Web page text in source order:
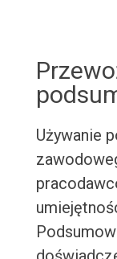
Używanie